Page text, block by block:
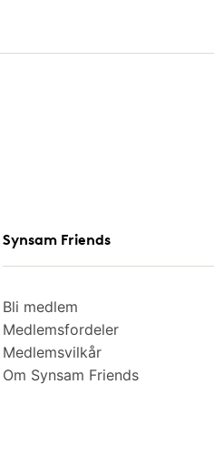
Synsam Friends
Bli medlem
Medlemsfordeler
Medlemsvilkår
Om Synsam Friends